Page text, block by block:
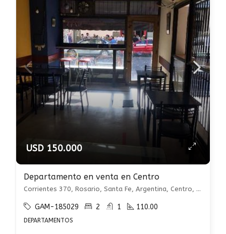
USD 150.000
Departamento en venta en Centro
Corrientes 370, Rosario, Santa Fe, Argentina, Centro, Rosario
GAM-185029 2 1 110.00
DEPARTAMENTOS